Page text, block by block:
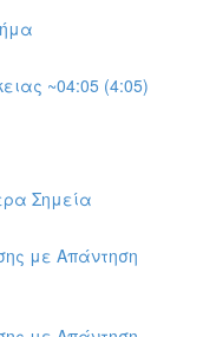
~04:05 (4:05)
Σημεία
με Απάντηση